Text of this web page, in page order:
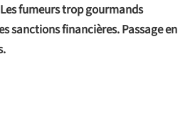
fumeurs trop gourmands
sanctions financières. Passage en